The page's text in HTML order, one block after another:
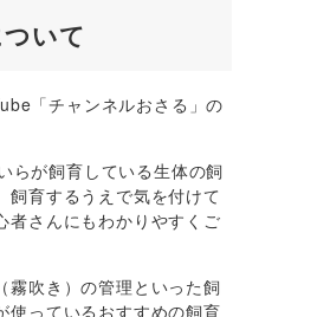
いて
「チャンネルおさる」の
らが飼育している生体の飼
飼育するうえで気を付けて
者さんにもわかりやすくご
霧吹き）の管理といった飼
使っているおすすめの飼育